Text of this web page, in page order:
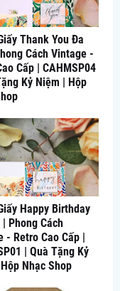
Thank You Đa
Cách Vintage -
Cấp | CAHMSP04
Kỷ Niệm | Hộp
Happy Birthday
Phong Cách
- Retro Cao Cấp |
| Quà Tặng Kỷ
Nhạc Shop